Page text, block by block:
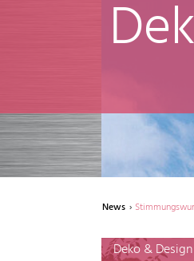
News
Deko & Design